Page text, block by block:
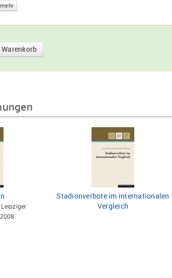
mehr
Stadionverbote im internationalen
Vergleich